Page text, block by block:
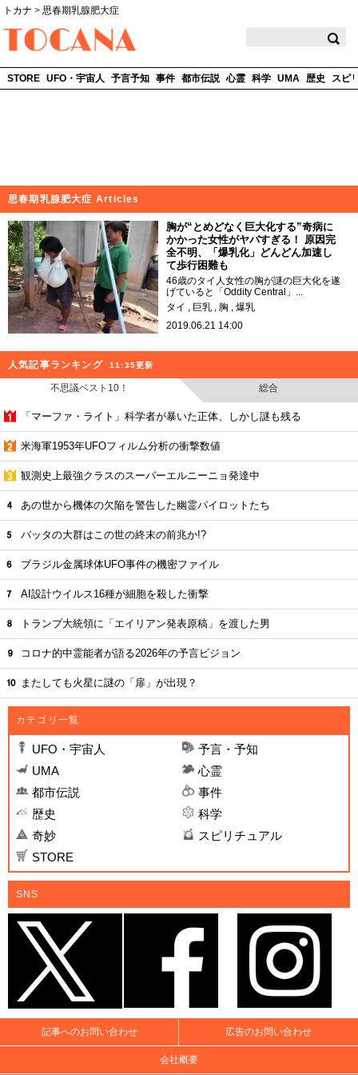
トカナ > 思春期乳腺肥大症
STORE UFO・宇宙人 予言予知 事件 都市伝説 心霊 科学 UMA 歴史 スピ
思春期乳腺肥大症 Articles
胸が“とめどなく巨大化する”奇病に
かかった女性がヤバすぎる！ 原因完
全不明、「爆乳化」どんどん加速し
て歩行困難も
46歳のタイ人女性の胸が謎の巨大化を遂
げていると「Oddity Central」...
タイ
巨乳 胸
爆乳
2019.06.21 14:00
人気記事ランキング 11:35更新
不思議ベスト10！ 総合
「マーファ・ライト」科学者が暴いた正体、しかし謎も残る
米海軍1953年UFOフィルム分析の衝撃数値
観測史上最強クラスのスーパーエルニーニョ発達中
あの世から機体の欠陥を警告した幽霊パイロットたち
バッタの大群はこの世の終末の前兆か!?
ブラジル金属球体UFO事件の機密ファイル
AI設計ウイルス16種が細胞を殺した衝撃
トランプ大統領に「エイリアン発表原稿」を渡した男
コロナ的中霊能者が語る2026年の予言ビジョン
またしても火星に謎の「扉」が出現？
カテゴリ一覧
UFO・宇宙人
予言・予知
UMA
心霊
都市伝説
事件
歴史
科学
奇妙
スピリチュアル
STORE
SNS
記事へのお問い合わせ 広告のお問い合わせ
会社概要